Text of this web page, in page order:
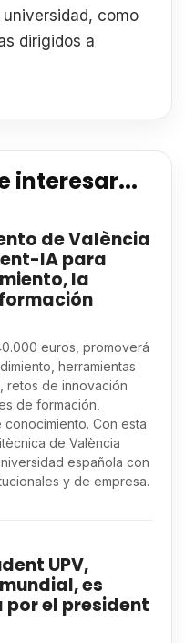
como
dirigidos a
interesar...
de València
IA para
la
euros, promoverá
herramientas
retos de innovación
de formación,
Con esta
de València
española con
y de empresa.
UPV,
es
por el president